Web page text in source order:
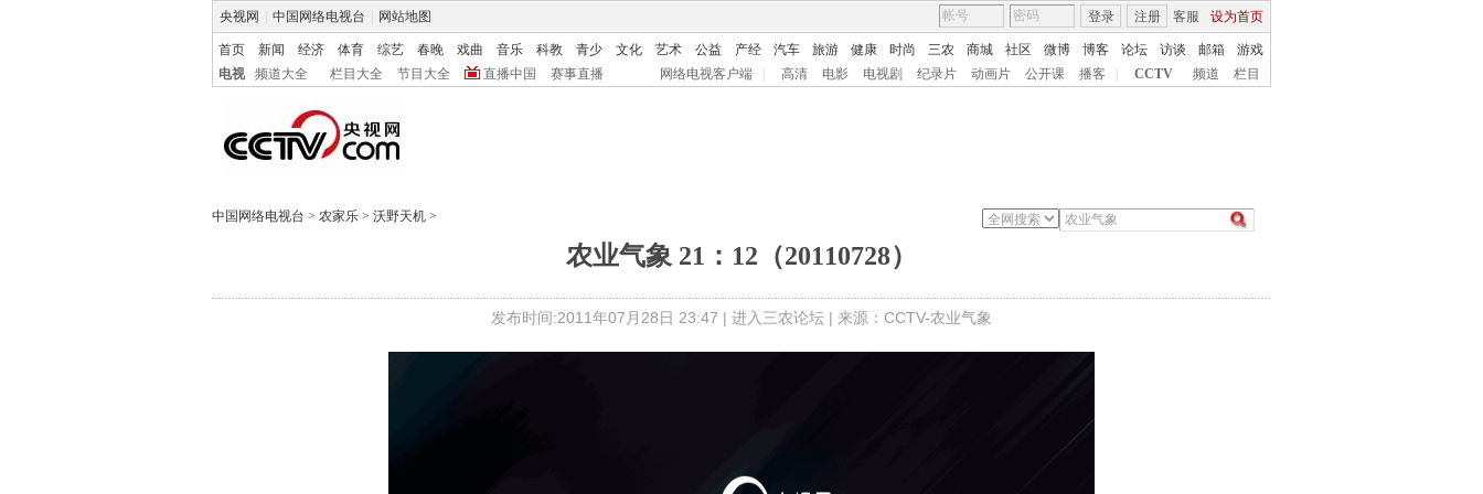
央视网 中国网络电视台 网站地图 客服 设为首页
登录 注册
首页 新闻 经济 体育 综艺 春晚 戏曲 音乐 科教 青少 文化 艺术 公益 产经 汽车 旅游 健康 时尚 三农 商城 社区 微博 博客 论坛 访谈 邮箱
游戏
电视
频道大全 栏目大全 节目大全 直播中国 赛事直播 网络电视客户端 高清 电影 电视剧 纪录片 动画片 公开课 播客 CCTV 频道 栏目
中国网络电视台 > 农家乐 > 沃野天机 >
农业气象 21：12（20110728）
发布时间:2011年07月28日 23:47 | 进入三农论坛 | 来源：CCTV-农业气象